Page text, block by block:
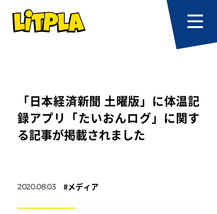
「日本経済新聞 土曜版」に体温記
録アプリ「たいおんログ」に関す
る記事が掲載されました
2020.08.03 #メディア